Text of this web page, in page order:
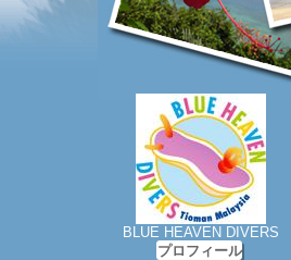
BLUE HEAVEN DIVERS
プロフィール